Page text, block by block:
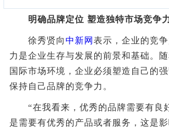
明确品牌定位 塑造独特市场竞争
徐秀贤向中新网 表示，企业的竞
力是企业生存与发展的前景和基础。
国际市场环境，企业必须塑造自己的
保持自己品牌的竞争力。
“在我看来，优秀的品牌需要有良
是需要有优秀的产品或者服务，这是